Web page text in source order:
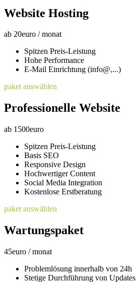
Website Hosting
ab 20euro / monat
Spitzen Preis-Leistung
Hohe Performance
E-Mail Einrichtung (info@,...)
paket auswählen
Professionelle Website
ab 1500euro
Spitzen Preis-Leistung
Basis SEO
Responsive Design
Hochwertiger Content
Social Media Integration
Kostenlose Erstberatung
paket auswählen
Wartungspaket
45euro / monat
Problemlösung innerhalb von 24h
Stetige Durchführung von Updates